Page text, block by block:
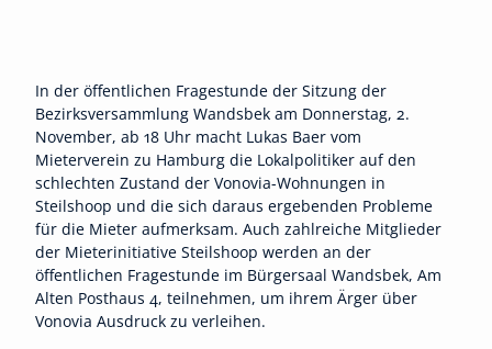
In der öffentlichen Fragestunde der Sitzung der
Bezirksversammlung Wandsbek am Donnerstag, 2.
November, ab 18 Uhr macht Lukas Baer vom
Mieterverein zu Hamburg die Lokalpolitiker auf den
schlechten Zustand der Vonovia-Wohnungen in
Steilshoop und die sich daraus ergebenden Probleme
für die Mieter aufmerksam. Auch zahlreiche Mitglieder
der Mieterinitiative Steilshoop werden an der
öffentlichen Fragestunde im Bürgersaal Wandsbek, Am
Alten Posthaus 4, teilnehmen, um ihrem Ärger über
Vonovia Ausdruck zu verleihen.